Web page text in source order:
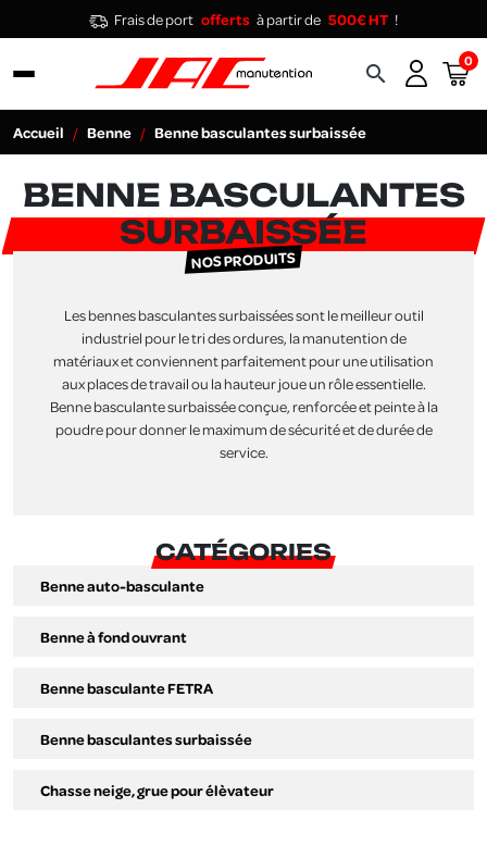
Frais de port offerts à partir de 500€ HT !
search 0
Accueil Benne Benne basculantes surbaissée
BENNE BASCULANTES
SURBAISSÉE
NOS PRODUITS
Les bennes basculantes surbaissées sont le meilleur outil
industriel pour le tri des ordures, la manutention de
matériaux et conviennent parfaitement pour une utilisation
aux places de travail ou la hauteur joue un rôle essentielle.
Benne basculante surbaissée conçue, renforcée et peinte à la
poudre pour donner le maximum de sécurité et de durée de
service.
CATÉGORIES
Benne auto-basculante
Benne à fond ouvrant
Benne basculante FETRA
Benne basculantes surbaissée
Chasse neige, grue pour élèvateur